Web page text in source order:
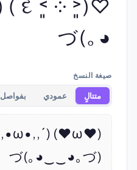
◕｡)づ
صيغة النسخ
متتالٍ عمودي بفواصل
(づ｡◕‿‿◕｡)づ